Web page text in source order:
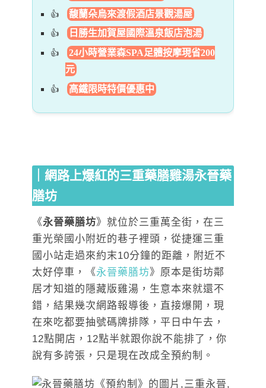
馥蘭朵烏來渡假酒店景觀湯屋
日勝生加賀屋國際溫泉飯店泡湯
24小時營業森SPA足體按摩現省200
元
高鐵限時特價優惠中
｜網路上爆紅的三重藥膳雞湯永晉藥
膳坊
《永晉藥膳坊》就位於三重萬全街，在三
重光榮國小附近的巷子裡頭，從捷運三重
國小站走過來約末10分鐘的距離，附近不
太好停車，《永晉藥膳坊》原本是街坊鄰
居才知道的隱藏版雞湯，生意本來就還不
錯，結果幾次網路報導後，直接爆開，現
在來吃都要抽號碼牌排隊，平日中午去，
12點開店，12點半就跟你說不能排了，你
說有多誇張，只是現在改成全預約制。